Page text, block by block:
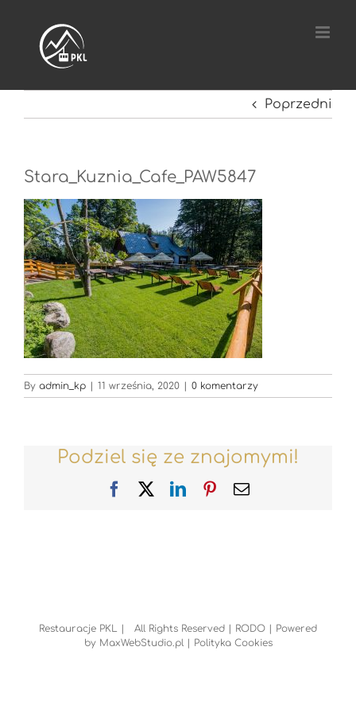
zawartości
Poprzedni
Stara_Kuznia_Cafe_PAW5847
By admin_kp | 11 września, 2020 | 0 komentarzy
Podziel się ze znajomymi!
FacebookLinkedInPinterest
Email
Restauracje PKL | All Rights Reserved | RODO | Powered
by MaxWebStudio.pl| Polityka Cookies